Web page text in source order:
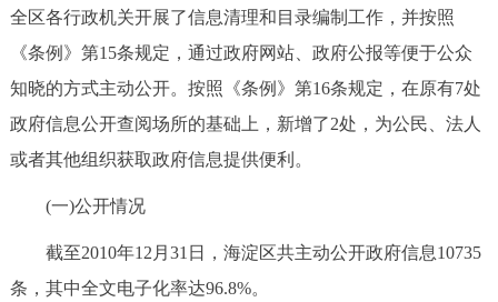
12345网上接诉即办 我要咨询 我要建议
参与调查 在线访谈 图说互动
走进北京
绿色北京 图说北京
全区各行政机关开展了信息清理和目录编制工作，并按照
《条例》第15条规定，通过政府网站、政府公报等便于公众
知晓的方式主动公开。按照《条例》第16条规定，在原有7处
政府信息公开查阅场所的基础上，新增了2处，为公民、法人
或者其他组织获取政府信息提供便利。
(一)公开情况
截至2010年12月31日，海淀区共主动公开政府信息10735
条，其中全文电子化率达96.8%。